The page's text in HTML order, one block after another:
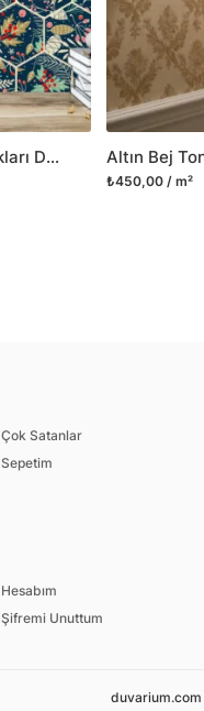
Altıgen Desenli Tatil Yaprakları Duvar Kağıdı, Geometrik Botanik Mozaik Duvar Posteri
₺450,00 / m²
Çok Satanlar
Sepetim
Hesabım
Şifremi Unuttum
duvarium.com